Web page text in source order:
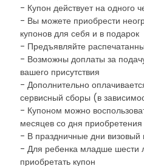
- Купон действует на одного
- Вы можете приобрести
купонов для себя и в подарок
- Предъявляйте
- Возможны доплаты за
вашего присутствия
- Дополнительно
сервисный сборы (в
- Купоном можно
месяцев со дня приобретения
- В праздничные дни визовый
- Для ребенка младше шести
приобретать купон